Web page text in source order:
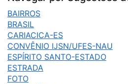
BAIRROS
BRASIL
CARIACICA-ES
CONVÊNIO IJSN/UFES-NAU
ESPÍRITO SANTO-ESTADO
ESTRADA
FOTO